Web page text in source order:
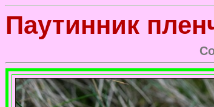
Паутинник